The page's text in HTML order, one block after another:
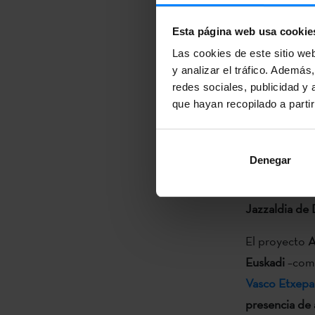
Esta página web usa
Las cookies de este sitio
y analizar el tráfico.
redes sociales, publicidad y
que hayan recopilado a
Denegar
El programa
Mendizabaly
música
Palmer. El
Poliedro. El
La
Jazzaldia de
El proyecto
Euskadi
Vasco
presencia